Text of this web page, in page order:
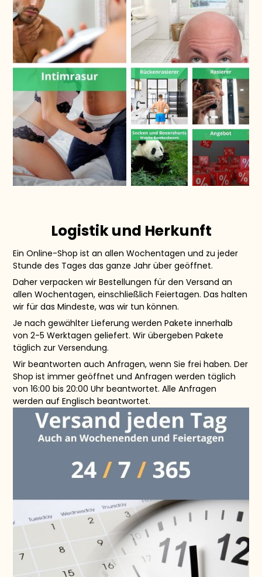
Logistik und Herkunft
Ein Online-Shop ist an allen Wochentagen und zu jeder
Stunde des Tages das ganze Jahr über geöffnet.
Daher verpacken wir Bestellungen für den Versand an
allen Wochentagen, einschließlich Feiertagen. Das halten
wir für das Mindeste, was wir tun können.
Je nach gewählter Lieferung werden Pakete innerhalb
von 2-5 Werktagen geliefert. Wir übergeben Pakete
täglich zur Versendung.
Wir beantworten auch Anfragen, wenn Sie frei haben. Der
Shop ist immer geöffnet und Anfragen werden täglich
von 16:00 bis 20:00 Uhr beantwortet. Alle Anfragen
werden auf Englisch beantwortet.